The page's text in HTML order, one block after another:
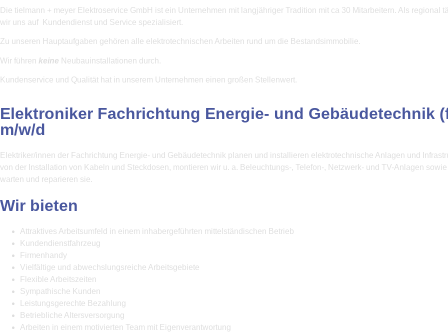
Die tielmann + meyer Elektroservice GmbH ist ein Unternehmen mit langjähriger Tradition mit ca 30 Mitarbeitern. Als
wir uns auf Kundendienst und Service spezialisiert.
Zu unseren Hauptaufgaben gehören alle elektrotechnischen Arbeiten rund um die Bestandsimmobilie.
Wir führen keine Neubauinstallationen durch.
Kundenservice und Qualität hat in unserem Unternehmen einen großen Stellenwert.
Elektroniker Fachrichtung Energie- und Gebäudetechnik
m/w/d
Elektriker/innen der Fachrichtung Energie- und Gebäudetechnik planen und installieren elektrotechnische Anlagen und
von der Installation von Kabeln und Steckdosen, montieren wir u. a. Beleuchtungs-, Telefon-, Netzwerk- und TV-Anlagen
warten und reparieren sie.
Wir bieten
Attraktives Arbeitsumfeld in einem inhabergeführten mittelständischen Betrieb
Kundendienstfahrzeug
Firmenhandy
Vielfältige und abwechslungsreiche Arbeitsgebiete
Flexible Arbeitszeiten
Sympathische Kunden
Leistungsgerechte Bezahlung
Betriebliche Altersversorgung
Arbeiten in einem motivierten Team mit Eigenverantwortung